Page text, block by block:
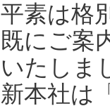
平素は格
既にご案
いたしま
新本社は